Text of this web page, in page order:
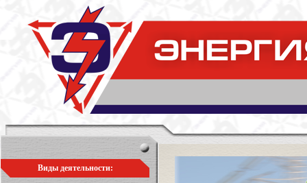
Виды деятельности: